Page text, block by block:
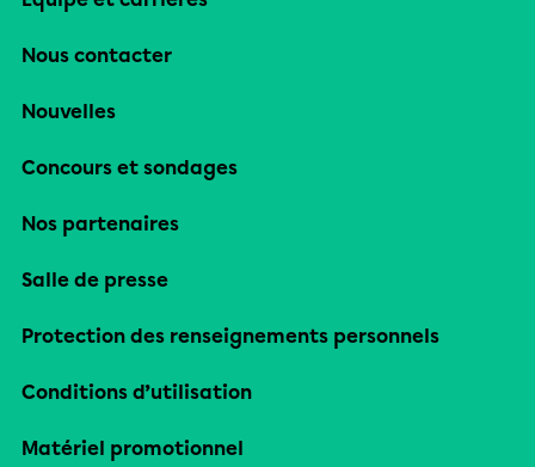
Nous contacter
Nouvelles
Concours et sondages
Nos partenaires
Salle de presse
Protection des renseignements personnels
Conditions d’utilisation
Matériel promotionnel